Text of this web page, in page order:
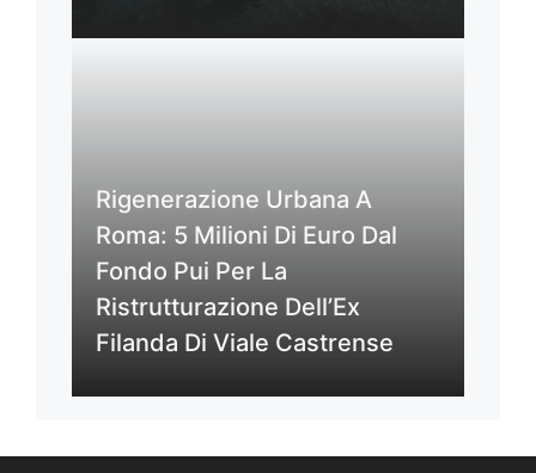
Rigenerazione Urbana A
Roma: 5 Milioni Di Euro Dal
Fondo Pui Per La
Ristrutturazione Dell’Ex
Filanda Di Viale Castrense